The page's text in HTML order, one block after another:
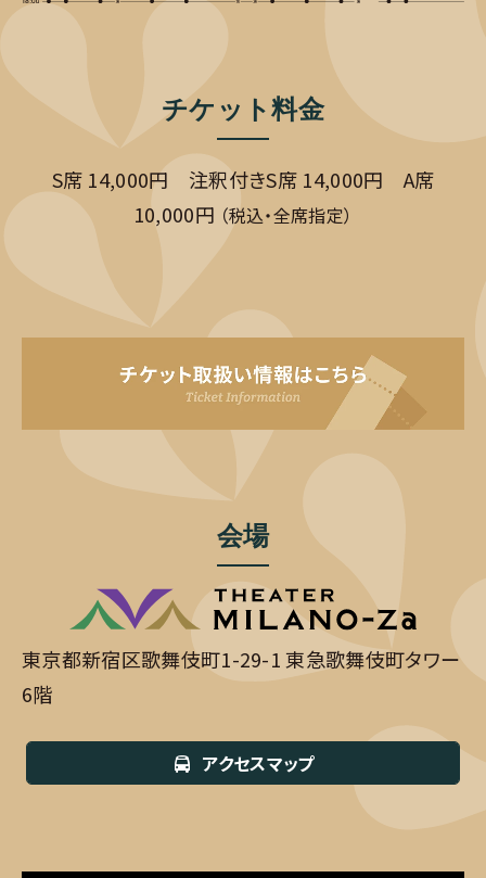
チケット料金
S席 14,000円 注釈付きS席 14,000円 A席
10,000円 （税込・全席指定）
会場
東京都新宿区歌舞伎町1-29-1 東急歌舞伎町タワー
6階
アクセスマップ